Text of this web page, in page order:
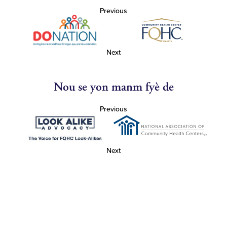
Previous
Next
Nou se yon manm fyè de
Previous
Next